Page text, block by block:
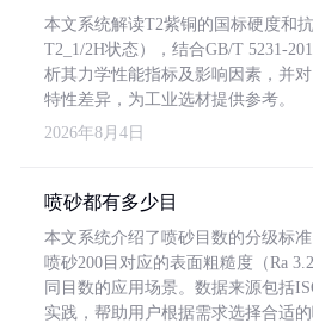
本文系统解读T2紫铜的国标硬度和
T2_1/2H状态），结合GB/T 5231-
析其力学性能指标及影响因素，并
特性差异，为工业选材提供参考。
2026年8月4日
喷砂都有多少目
本文系统介绍了喷砂目数的分级标
喷砂200目对应的表面粗糙度（Ra
同目数的应用场景。数据来源包括
实践，帮助用户根据需求选择合适的